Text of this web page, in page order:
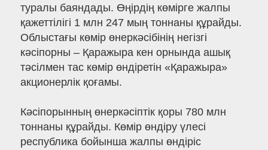
туралы баяндады. Өңірдің көмірге жалпы
қажеттілігі 1 млн 247 мың тоннаны құрайды.
Облыстағы көмір өнеркәсібінің негізгі
кәсіпорны – Қаражыра кен орнында ашық
тәсілмен тас көмір өндіретін «Қаражыра»
акционерлік қоғамы.
Кәсіпорынның өнеркәсіптік қоры 780 млн
тоннаны құрайды. Көмір өндіру үлесі
республика бойынша жалпы өндіріс